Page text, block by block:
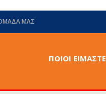
ΜΑΣ
ΠΟΙΟΙ ΕΙΜΑΣΤΕ